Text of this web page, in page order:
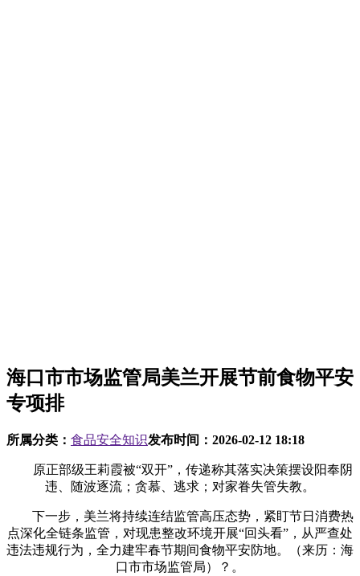
海口市市场监管局美兰开展节前食物平安
专项排
所属分类： 食品安全知识发布时间： 2026-02-12 18:18
原正部级王莉霞被“双开”，传递称其落实决策摆设阳奉阴
违、随波逐流；贪慕、逃求；对家眷失管失教。
下一步，美兰将持续连结监管高压态势，紧盯节日消费热
点深化全链条监管，对现患整改环境开展“回头看”，从严查处
违法违规行为，全力建牢春节期间食物平安防地。（来历：海
口市市场监管局）？。